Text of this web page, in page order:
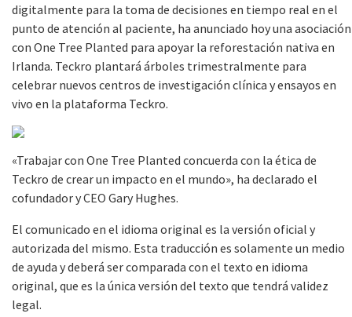
digitalmente para la toma de decisiones en tiempo real en el
punto de atención al paciente, ha anunciado hoy una asociación
con One Tree Planted para apoyar la reforestación nativa en
Irlanda. Teckro plantará árboles trimestralmente para
celebrar nuevos centros de investigación clínica y ensayos en
vivo en la plataforma Teckro.
«Trabajar con One Tree Planted concuerda con la ética de
Teckro de crear un impacto en el mundo», ha declarado el
cofundador y CEO Gary Hughes.
El comunicado en el idioma original es la versión oficial y
autorizada del mismo. Esta traducción es solamente un medio
de ayuda y deberá ser comparada con el texto en idioma
original, que es la única versión del texto que tendrá validez
legal.